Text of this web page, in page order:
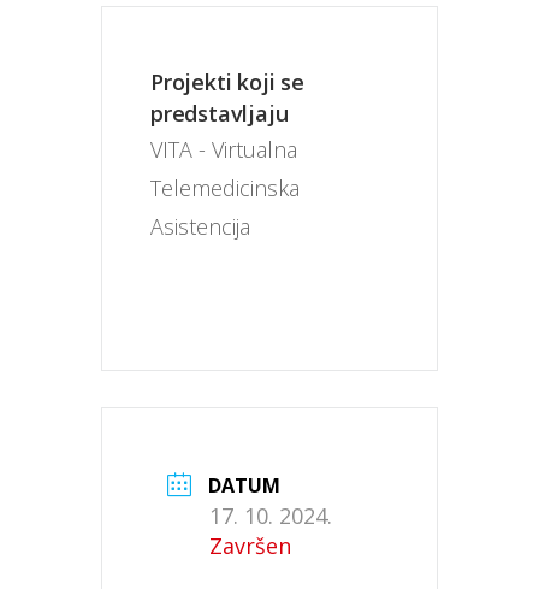
Projekti koji se
predstavljaju
VITA - Virtualna
Telemedicinska
Asistencija
DATUM
17. 10. 2024.
Završen